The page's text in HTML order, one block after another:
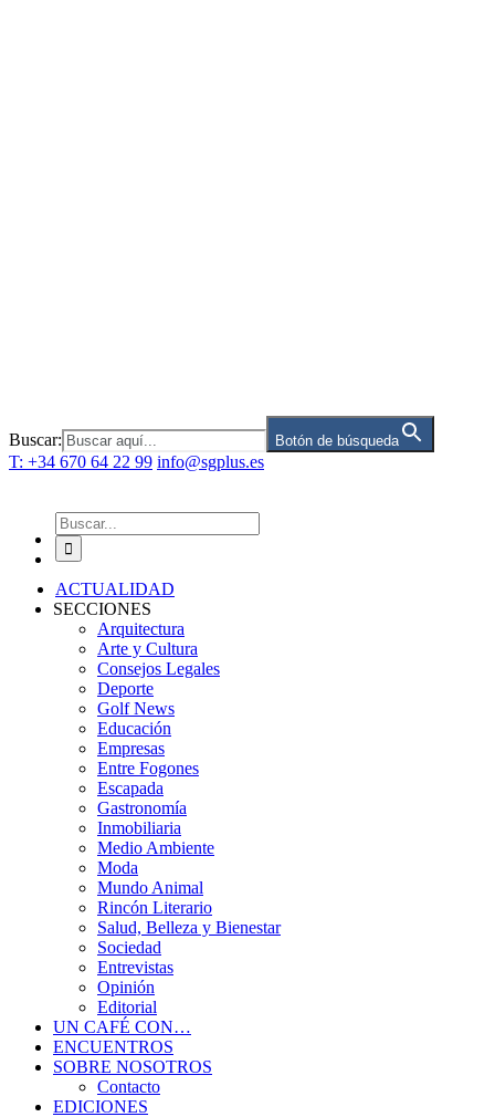
Buscar: Botón de búsqueda
T: +34 670 64 22 99 info@sgplus.es
Buscar:
ACTUALIDAD
SECCIONES
Arquitectura
Arte y Cultura
Consejos Legales
Deporte
Golf News
Educación
Empresas
Entre Fogones
Escapada
Gastronomía
Inmobiliaria
Medio Ambiente
Moda
Mundo Animal
Rincón Literario
Salud, Belleza y Bienestar
Sociedad
Entrevistas
Opinión
Editorial
UN CAFÉ CON…
ENCUENTROS
SOBRE NOSOTROS
Contacto
EDICIONES